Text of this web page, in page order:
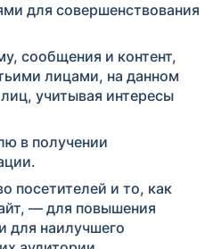
для совершенствования
сообщения и контент,
лицами, на данном
учитывая интересы
в получении
посетителей и то, как
— для повышения
для наилучшего